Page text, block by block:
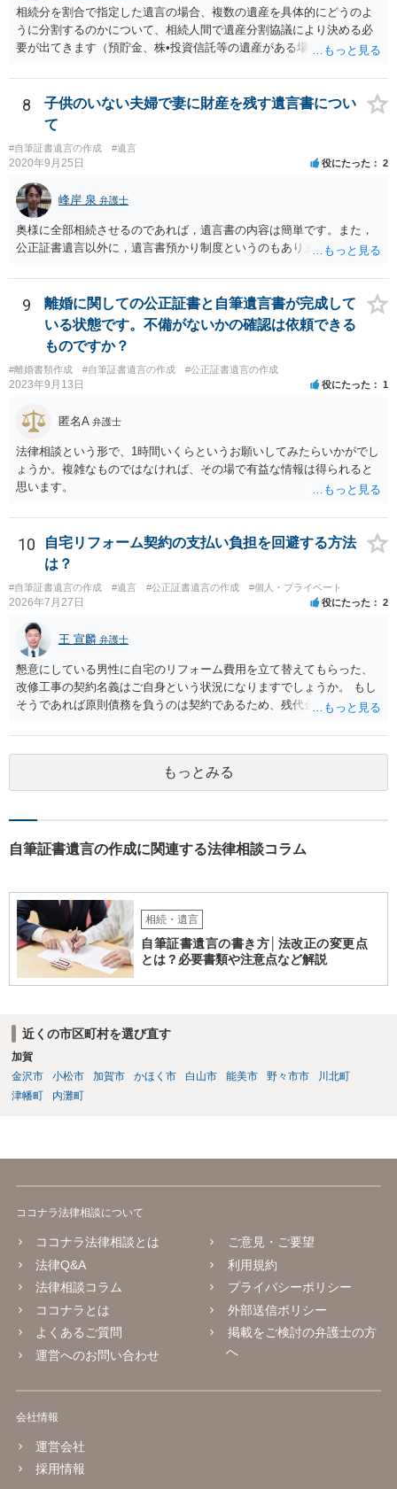
相続分を割合で指定した遺言の場合、複数の遺産を具体的にどうのよ
うに分割するのかについて、相続人間で遺産分割協議により決める必
要が出てきます（預貯金、株•投資信託等の遺産がある場合に、どの遺
投資信託は他の相続人にというような分け方をするのか等について
は、相続人間で遺産分割協議により決める必要があります）。
8
子供のいない夫婦で妻に財産を残す遺言書につい
て
#自筆証書遺言の作成 #遺言
2020年9月25日 役にたった 2
峰岸 泉 弁護士
奥様に全部相続させるのであれば，遺言書の内容は簡単です。また，
公正証書遺言以外に，遺言書預かり制度というのもあります。
9
離婚に関しての公正証書と自筆遺言書が完成して
いる状態です。不備がないかの確認は依頼できる
ものですか？
#離婚書類作成 #自筆証書遺言の作成 #公正証書遺言の作成
2023年9月13日 役にたった 1
匿名A 弁護士
法律相談という形で、1時間いくらというお願いしてみたらいかがでし
ょうか。複雑なものではなければ、その場で有益な情報は得られると
思います。
10
自宅リフォーム契約の支払い負担を回避する方法
は？
#自筆証書遺言の作成 #遺言 #公正証書遺言の作成 #個人・プライベート
2026年7月27日 役にたった 2
王 宣麟 弁護士
懇意にしている男性に自宅のリフォーム費用を立て替えてもらった、
改修工事の契約名義はご自身という状況になりますでしょうか。 もし
そうであれば原則債務を負うのは契約であるため、残代金を捻出して
ます。 入籍した場合でも、原則契約者が単独で全ての債務を負うこと
には変わりがありません。 なかなか対応に難しい案件であり、公開の
場でアドバイスを行うのも限界があるように思われますので、資料等
を持参のうえ個別に弁護士に相談されることをお勧めします。
もっとみる
自筆証書遺言の作成に関連する法律相談コラム
相続・遺言
自筆証書遺言の書き方│法改正の変更点
とは？必要書類や注意点など解説
近くの市区町村を選び直す
加賀
金沢市
小松市 加賀市 かほく市 白山市 能美市 野々市市
川北町
津幡町
内灘町
ココナラ法律相談について
ココナラ法律相談とは
法律Q&A
法律相談コラム
ココナラとは
よくあるご質問
運営へのお問い合わせ
ご意見・ご要望
利用規約
プライバシーポリシー
外部送信ポリシー
掲載をご検討の弁護士の方
へ
会社情報
運営会社
採用情報